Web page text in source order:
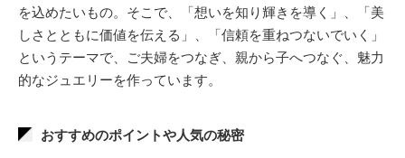
を込めたいもの。そこで、「想いを知り輝きを導く」、「美
しさとともに価値を伝える」、「信頼を重ねつないでいく」
というテーマで、ご夫婦をつなぎ、親から子へつなぐ、魅力
的なジュエリーを作っています。
おすすめのポイントや人気の秘密